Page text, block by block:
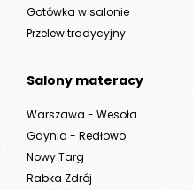
Gotówka w salonie
Przelew tradycyjny
Salony materacy
Warszawa - Wesoła
Gdynia - Redłowo
Nowy Targ
Rabka Zdrój